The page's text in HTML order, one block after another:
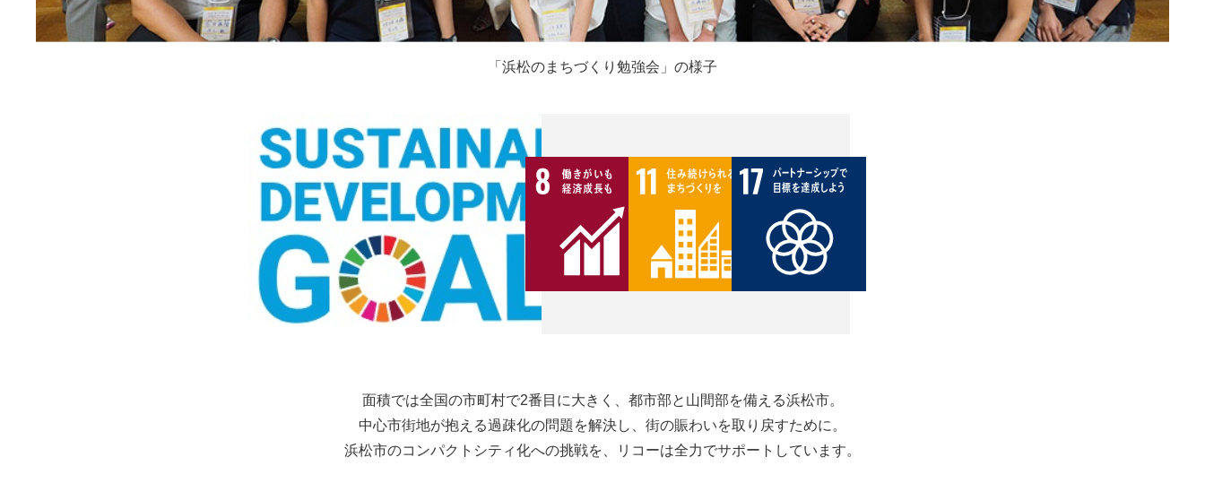
「浜松のまちづくり勉強会」の様子
面積では全国の市町村で2番目に大きく、都市部と山間部を備える浜松市。
中心市街地が抱える過疎化の問題を解決し、街の賑わいを取り戻すために。
浜松市のコンパクトシティ化への挑戦を、リコーは全力でサポートしています。